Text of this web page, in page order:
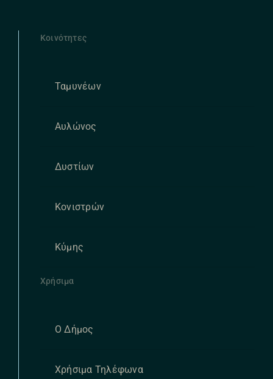
Κοινότητες
Ταμυνέων
Αυλώνος
Δυστίων
Κονιστρών
Κύμης
Χρήσιμα
Ο Δήμος
Χρήσιμα Τηλέφωνα